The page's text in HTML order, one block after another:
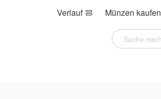
Verlauf  Münzen kaufen